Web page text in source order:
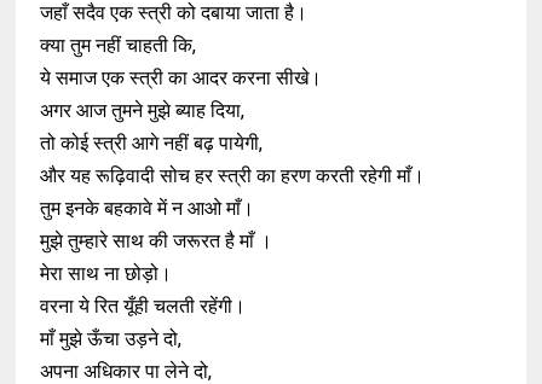
जहाँ सदैव एक स्त्री को दबाया जाता है।
क्या तुम नहीं चाहती कि,
ये समाज एक स्त्री का आदर करना सीखे।
अगर आज तुमने मुझे ब्याह दिया,
तो कोई स्त्री आगे नहीं बढ़ पायेगी,
और यह रूढ़िवादी सोच हर स्त्री का हरण करती रहेगी माँ।
तुम इनके बहकावे में न आओ माँ।
मुझे तुम्हारे साथ की जरूरत है माँ ।
मेरा साथ ना छोड़ो।
वरना ये रित यूँही चलती रहेंगी।
माँ मुझे ऊँचा उड़ने दो,
अपना अधिकार पा लेने दो,